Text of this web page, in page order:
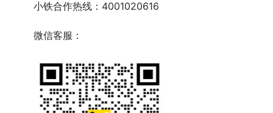
小铁合作热线：4001020616
微信客服：